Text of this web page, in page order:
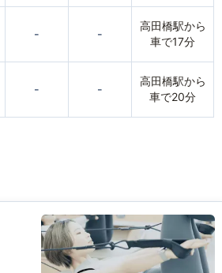
- -
高田橋駅から
車で17分
- -
高田橋駅から
車で20分